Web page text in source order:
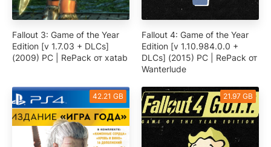
Fallout 3: Game of the Year
Edition [v 1.7.03 + DLCs]
(2009) PC | RePack от xatab
Fallout 4: Game of the Year
Edition [v 1.10.984.0.0 +
DLCs] (2015) PC | RePack от
Wanterlude
42.21 GB 21.97 GB